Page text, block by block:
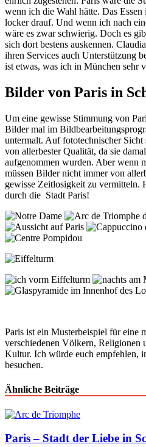
wenn ich die Wahl hätte. Das
locker drauf. Und wenn ich nach
wäre es zwar schwierig. Doch es
sich dort bestens auskennen.
ihren Services auch Unterstützung
ist etwas, was ich in München sehr
Bilder von Paris in
Um eine gewisse Stimmung von
Bilder mal im
untermalt. Auf fototechnischer
von allerbester Qualität, da sie
aufgenommen wurden. Aber wenn
müssen Bilder nicht immer von
gewisse Zeitlosigkeit zu vermitteln.
durch die Stadt Paris!
Paris ist ein Musterbeispiel für eine
verschiedenen Völkern, Religionen
Kultur. Ich würde euch empfehlen,
besuchen.
Ähnliche Beiträge
Paris – Stadt der Liebe in